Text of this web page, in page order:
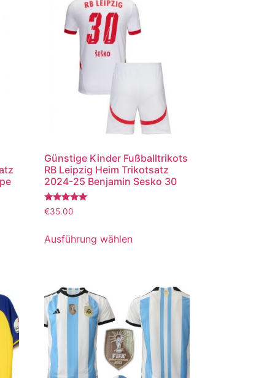
Günstige Kinder Fußballtrikots
RB Leipzig Heim Trikotsatz
2024-25 Benjamin Sesko 30
Bewertet
mit
€35.00
Ausführung wählen